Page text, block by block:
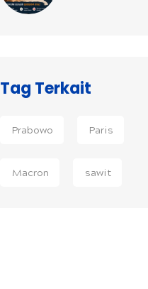
Tag Terkait
Prabowo Paris
Macron sawit